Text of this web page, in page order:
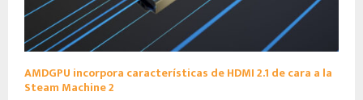
AMDGPU incorpora características de HDMI 2.1 de cara a la
Steam Machine 2